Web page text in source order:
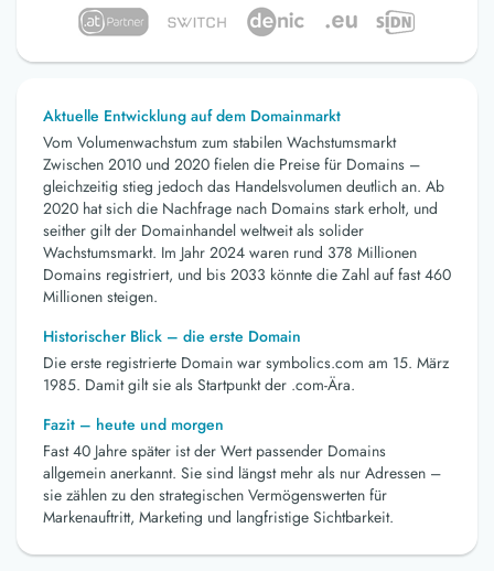
Aktuelle Entwicklung auf dem Domainmarkt
Vom Volumenwachstum zum stabilen Wachstumsmarkt
Zwischen 2010 und 2020 fielen die Preise für Domains –
gleichzeitig stieg jedoch das Handelsvolumen deutlich an. Ab
2020 hat sich die Nachfrage nach Domains stark erholt, und
seither gilt der Domainhandel weltweit als solider
Wachstumsmarkt. Im Jahr 2024 waren rund 378 Millionen
Domains registriert, und bis 2033 könnte die Zahl auf fast 460
Millionen steigen.
Historischer Blick – die erste Domain
Die erste registrierte Domain war symbolics.com am 15. März
1985. Damit gilt sie als Startpunkt der .com-Ära.
Fazit – heute und morgen
Fast 40 Jahre später ist der Wert passender Domains
allgemein anerkannt. Sie sind längst mehr als nur Adressen –
sie zählen zu den strategischen Vermögenswerten für
Markenauftritt, Marketing und langfristige Sichtbarkeit.